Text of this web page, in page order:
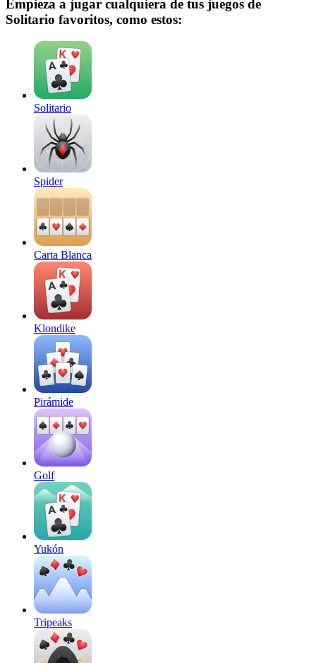
Empieza a jugar cualquiera de tus juegos de
Solitario favoritos, como estos:
Solitario
Spider
Carta Blanca
Klondike
Pirámide
Golf
Yukón
Tripeaks